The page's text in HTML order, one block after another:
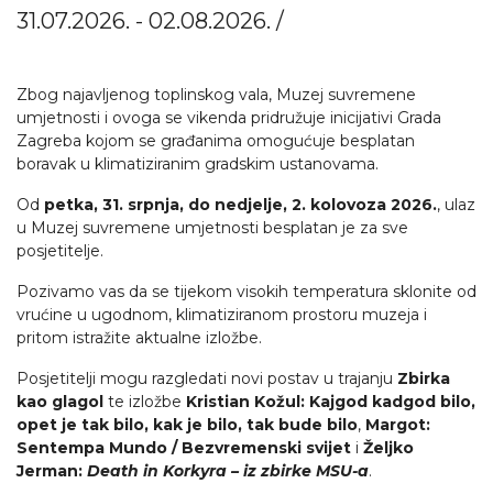
31.07.2026. - 02.08.2026. /
Zbog najavljenog toplinskog vala, Muzej suvremene
umjetnosti i ovoga se vikenda pridružuje inicijativi Grada
Zagreba kojom se građanima omogućuje besplatan
boravak u klimatiziranim gradskim ustanovama.
Od petka, 31. srpnja, do nedjelje, 2. kolovoza 2026., ulaz
u Muzej suvremene umjetnosti besplatan je za sve
posjetitelje.
Pozivamo vas da se tijekom visokih temperatura sklonite od
vrućine u ugodnom, klimatiziranom prostoru muzeja i
pritom istražite aktualne izložbe.
Posjetitelji mogu razgledati novi postav u trajanju Zbirka
kao glagol te izložbe Kristian Kožul: Kajgod kadgod bilo,
opet je tak bilo, kak je bilo, tak bude bilo, Margot:
Sentempa Mundo / Bezvremenski svijet i Željko
Jerman: Death in Korkyra – iz zbirke MSU-a.